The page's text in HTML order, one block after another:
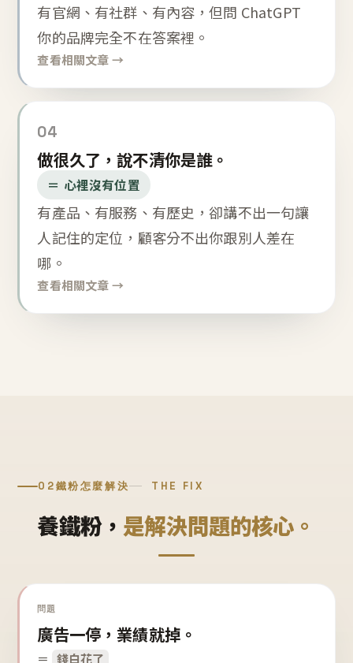
有官網、有社群、有內容，但問 ChatGPT
你的品牌完全不在答案裡。
查看相關文章 →
04
做很久了，說不清你是誰。
＝ 心裡沒有位置
有產品、有服務、有歷史，卻講不出一句讓
人記住的定位，顧客分不出你跟別人差在
哪。
查看相關文章 →
02鐵粉怎麼解決 THE FIX
養鐵粉， 是解決問題的核心。
問題
廣告一停，業績就掉。
＝ 錢白花了